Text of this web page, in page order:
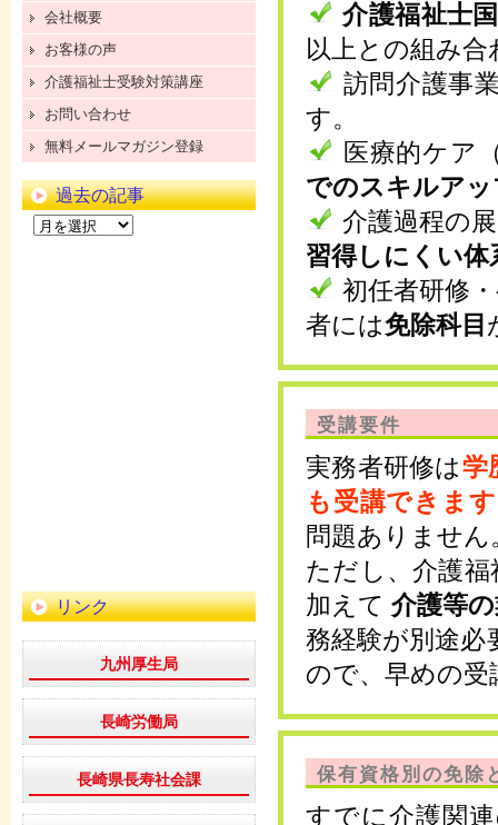
介護福祉士
以上との組み合
訪問介護事
す。
医療的ケア
でのスキルアッ
介護過程の
習得しにくい体
初任者研修
者には免除科目
受講要件
実務者研修は学
も受講できま
問題ありません
ただし、介護
加えて介護等
務経験が別途必
ので、早めの
保有資格別の免除
すでに介護関
会社概要
お客様の声
介護福祉士受験対策講座
お問い合わせ
無料メールマガジン登録
過去の記事
過
去
リンク
九州厚生局
長崎労働局
長崎県長寿社会課